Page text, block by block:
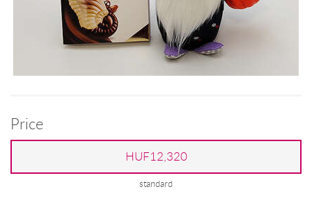
Price
HUF12,320
standard